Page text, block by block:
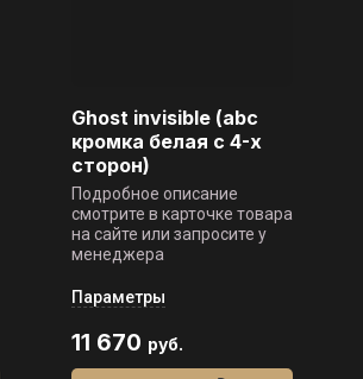
Ghost invisible (abc
кромка белая с 4-х
сторон)
Подробное описание
смотрите в карточке товара
на сайте или запросите у
менеджера
Параметры
11 670 руб.